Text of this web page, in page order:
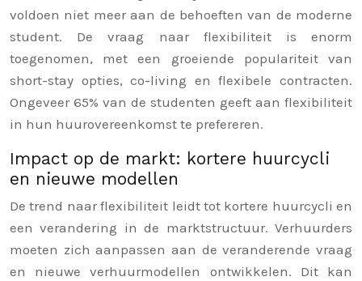
voldoen niet meer aan de behoeften van de moderne
student. De vraag naar flexibiliteit is enorm
toegenomen, met een groeiende populariteit van
short-stay opties, co-living en flexibele contracten.
Ongeveer 65% van de studenten geeft aan flexibiliteit
in hun huurovereenkomst te prefereren.
Impact op de markt: kortere huurcycli
en nieuwe modellen
De trend naar flexibiliteit leidt tot kortere huurcycli en
een verandering in de marktstructuur. Verhuurders
moeten zich aanpassen aan de veranderende vraag
en nieuwe verhuurmodellen ontwikkelen. Dit kan